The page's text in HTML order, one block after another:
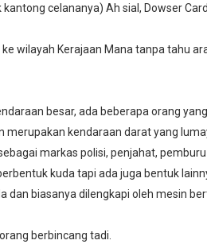
celananya) Ah sial, Dowser
wilayah Kerajaan Mana tanpa tahu
besar, ada beberapa orang
merupakan kendaraan darat yang
markas polisi, penjahat,
kuda tapi ada juga bentuk
dan biasanya dilengkapi oleh mesin
berbincang tadi.